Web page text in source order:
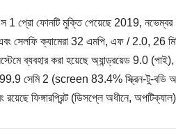
1 প্রো ফোনটি মুক্তি পেয়েছে 2019, নভেম্বর।
সেলফি ক্যামেরা 32 এমপি, এফ / 2.0, 26
ব্যবহার করা হয়েছে অ্যান্ড্রয়েড 9.0
সেমি 2 (screen 83.4% স্ক্রিন-টু-বডি
ফিঙ্গারপ্রিন্ট (ডিসপ্লে অধীনে,